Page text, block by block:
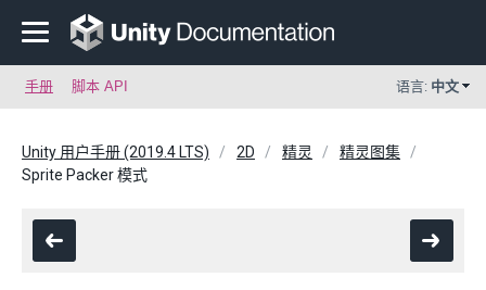
手册 脚本 API 语言: 中文
Unity 用户手册 (2019.4 LTS) 2D 精灵
精灵图集
Sprite Packer 模式